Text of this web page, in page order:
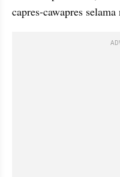
capres-cawapres